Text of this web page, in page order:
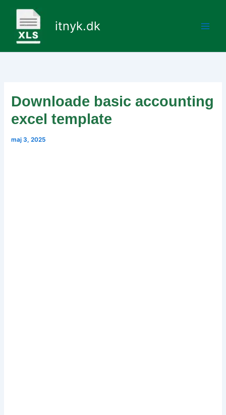
indholdet
itnyk.dk
Downloade basic accounting
excel template
maj 3, 2025